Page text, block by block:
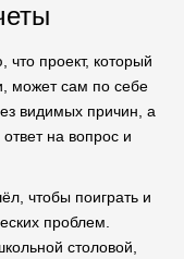
проект, который
может сам по себе
видимых причин, а
на вопрос и
чтобы поиграть и
проблем.
столовой,